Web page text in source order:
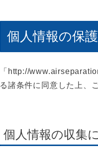
個人情報の保
「http://
る諸条件に同意した上、
個人情報の収集